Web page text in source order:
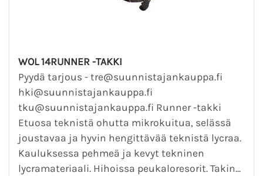
WOL 14RUNNER -TAKKI
Pyydä tarjous - tre@suunnistajankauppa.fi
hki@suunnistajankauppa.fi
tku@suunnistajankauppa.fi Runner -takki
Etuosa teknistä ohutta mikrokuitua, selässä
joustavaa ja hyvin hengittävää teknistä lycraa.
Kauluksessa pehmeä ja kevyt tekninen
lycramateriaali. Hihoissa peukaloresorit. Takin...